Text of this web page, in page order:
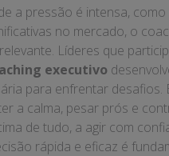
a pressão é intensa, como
no mercado, o
Líderes que
executivo
para enfrentar desafios.
a calma, pesar prós e
de tudo, a agir com
rápida e eficaz é